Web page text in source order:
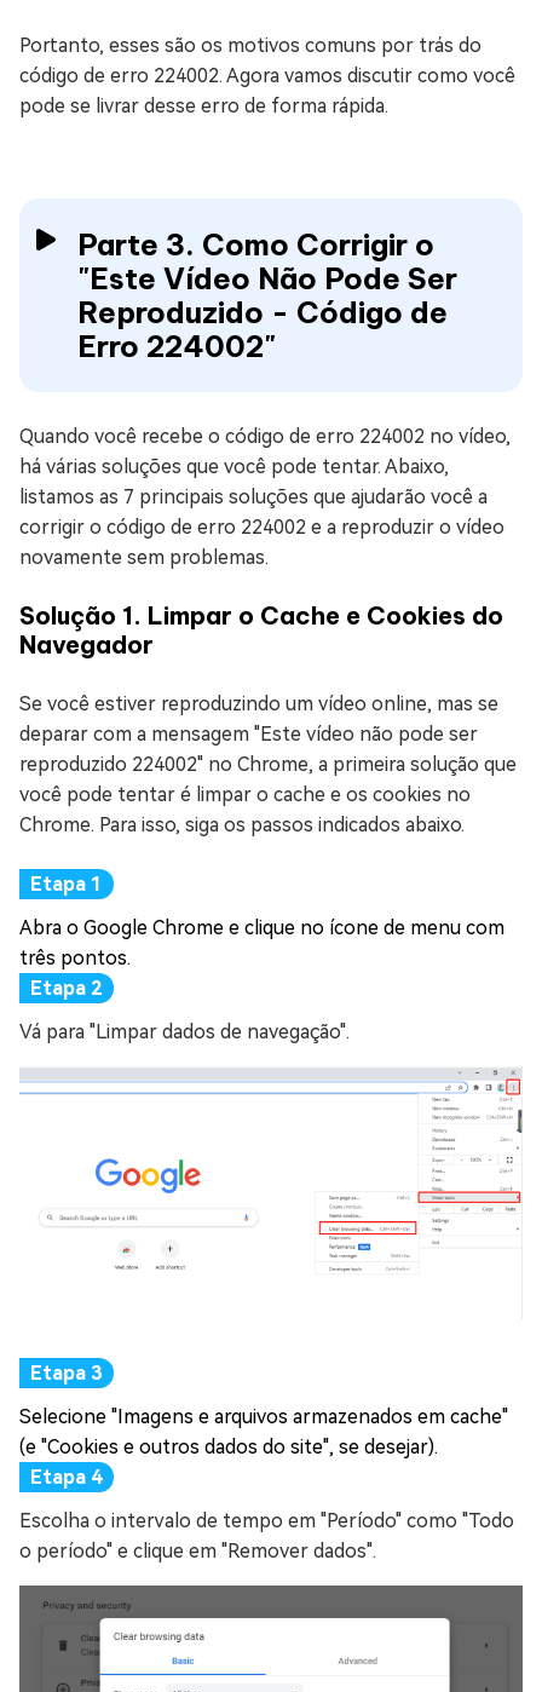
Portanto, esses são os motivos comuns por trás do
código de erro 224002. Agora vamos discutir como você
pode se livrar desse erro de forma rápida.
Parte 3. Como Corrigir o
"Este Vídeo Não Pode Ser
Reproduzido - Código de
Erro 224002"
Quando você recebe o código de erro 224002 no vídeo,
há várias soluções que você pode tentar. Abaixo,
listamos as 7 principais soluções que ajudarão você a
corrigir o código de erro 224002 e a reproduzir o vídeo
novamente sem problemas.
Solução 1. Limpar o Cache e Cookies do
Navegador
Se você estiver reproduzindo um vídeo online, mas se
deparar com a mensagem "Este vídeo não pode ser
reproduzido 224002" no Chrome, a primeira solução que
você pode tentar é limpar o cache e os cookies no
Chrome. Para isso, siga os passos indicados abaixo.
Abra o Google Chrome e clique no ícone de menu com
três pontos.
Vá para "Limpar dados de navegação".
Selecione "Imagens e arquivos armazenados em cache"
(e "Cookies e outros dados do site", se desejar).
Escolha o intervalo de tempo em "Período" como "Todo
o período" e clique em "Remover dados".